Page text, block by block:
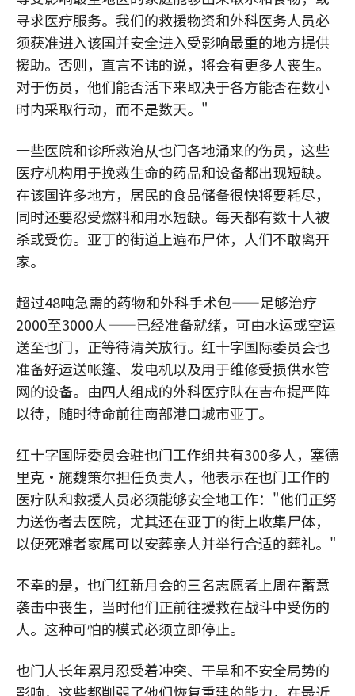
寻求医疗服务。我们的救援物资和外科医务人员必
须获准进入该国并安全进入受影响最重的地方提供
援助。否则，直言不讳的说，将会有更多人丧生。
对于伤员，他们能否活下来取决于各方能否在数小
时内采取行动，而不是数天。"
一些医院和诊所救治从也门各地涌来的伤员，这些
医疗机构用于挽救生命的药品和设备都出现短缺。
在该国许多地方，居民的食品储备很快将要耗尽，
同时还要忍受燃料和用水短缺。每天都有数十人被
杀或受伤。亚丁的街道上遍布尸体，人们不敢离开
家。
超过48吨急需的药物和外科手术包——足够治疗
2000至3000人——已经准备就绪，可由水运或空运
送至也门，正等待清关放行。红十字国际委员会也
准备好运送帐篷、发电机以及用于维修受损供水管
网的设备。由四人组成的外科医疗队在吉布提严阵
以待，随时待命前往南部港口城市亚丁。
红十字国际委员会驻也门工作组共有300多人，塞德
里克•施魏策尔担任负责人，他表示在也门工作的
医疗队和救援人员必须能够安全地工作："他们正努
力送伤者去医院，尤其还在亚丁的街上收集尸体，
以便死难者家属可以安葬亲人并举行合适的葬礼。"
不幸的是，也门红新月会的三名志愿者上周在蓄意
袭击中丧生，当时他们正前往援救在战斗中受伤的
人。这种可怕的模式必须立即停止。
也门人长年累月忍受着冲突、干旱和不安全局势的